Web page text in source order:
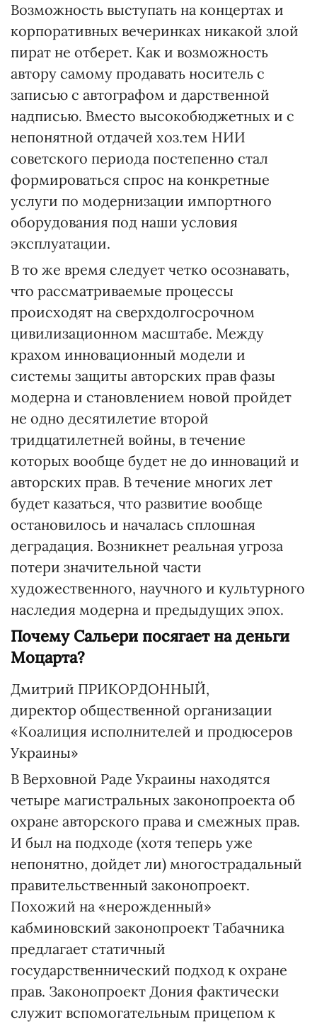
Возможность выступать на концертах и
корпоративных вечеринках никакой злой
пират не отберет. Как и возможность
автору самому продавать носитель с
записью с автографом и дарственной
надписью. Вместо высокобюджетных и с
непонятной отдачей хоз.тем НИИ
советского периода постепенно стал
формироваться спрос на конкретные
услуги по модернизации импортного
оборудования под наши условия
эксплуатации.
В то же время следует четко осознавать,
что рассматриваемые процессы
происходят на сверхдолгосрочном
цивилизационном масштабе. Между
крахом инновационный модели и
системы защиты авторских прав фазы
модерна и становлением новой пройдет
не одно десятилетие второй
тридцатилетней войны, в течение
которых вообще будет не до инноваций и
авторских прав. В течение многих лет
будет казаться, что развитие вообще
остановилось и началась сплошная
деградация. Возникнет реальная угроза
потери значительной части
художественного, научного и культурного
наследия модерна и предыдущих эпох.
Почему Сальери посягает на деньги
Моцарта?
Дмитрий ПРИКОРДОННЫЙ,
директор общественной организации
«Коалиция исполнителей и продюсеров
Украины»
В Верховной Раде Украины находятся
четыре магистральных законопроекта об
охране авторского права и смежных прав.
И был на подходе (хотя теперь уже
непонятно, дойдет ли) многострадальный
правительственный законопроект.
Похожий на «нерожденный»
кабминовский законопроект Табачника
предлагает статичный
государственнический подход к охране
прав. Законопроект Дония фактически
служит вспомогательным прицепом к